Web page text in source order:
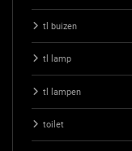
tl buizen
tl lamp
tl lampen
toilet